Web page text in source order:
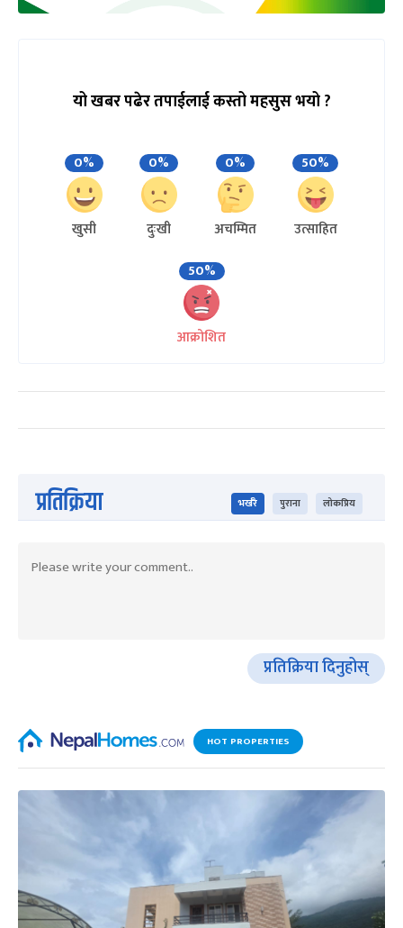
यो खबर पढेर तपाईलाई कस्तो महसुस भयो ?
0%
खुसी
0%
दुःखी
0%
अचम्मित
50%
उत्साहित
50%
आक्रोशित
प्रतिक्रिया भर्खरै पुराना लोकप्रिय
प्रतिक्रिया दिनुहोस्
HOT PROPERTIES